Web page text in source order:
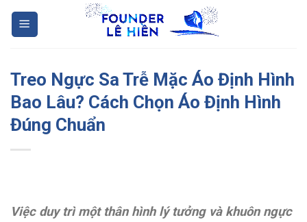
Skip
Treo Ngực Sa Trễ Mặc Áo Định Hình
Bao Lâu? Cách Chọn Áo Định Hình
Đúng Chuẩn
Việc duy trì một thân hình lý tưởng và khuôn ngực